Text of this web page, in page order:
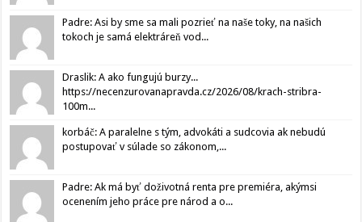
Padre: Asi by sme sa mali pozrieť na naše toky, na našich
tokoch je samá elektráreň vod...
Draslik: A ako fungujú burzy...
https://necenzurovanapravda.cz/2026/08/krach-stribra-
100m...
korbáč: A paralelne s tým, advokáti a sudcovia ak nebudú
postupovať v súlade so zákonom,...
Padre: Ak má byť doživotná renta pre premiéra, akýmsi
ocenením jeho práce pre národ a o...